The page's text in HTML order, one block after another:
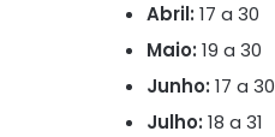
Abril: 17 a 30
Maio: 19 a 30
Junho: 17 a 30
Julho: 18 a 31